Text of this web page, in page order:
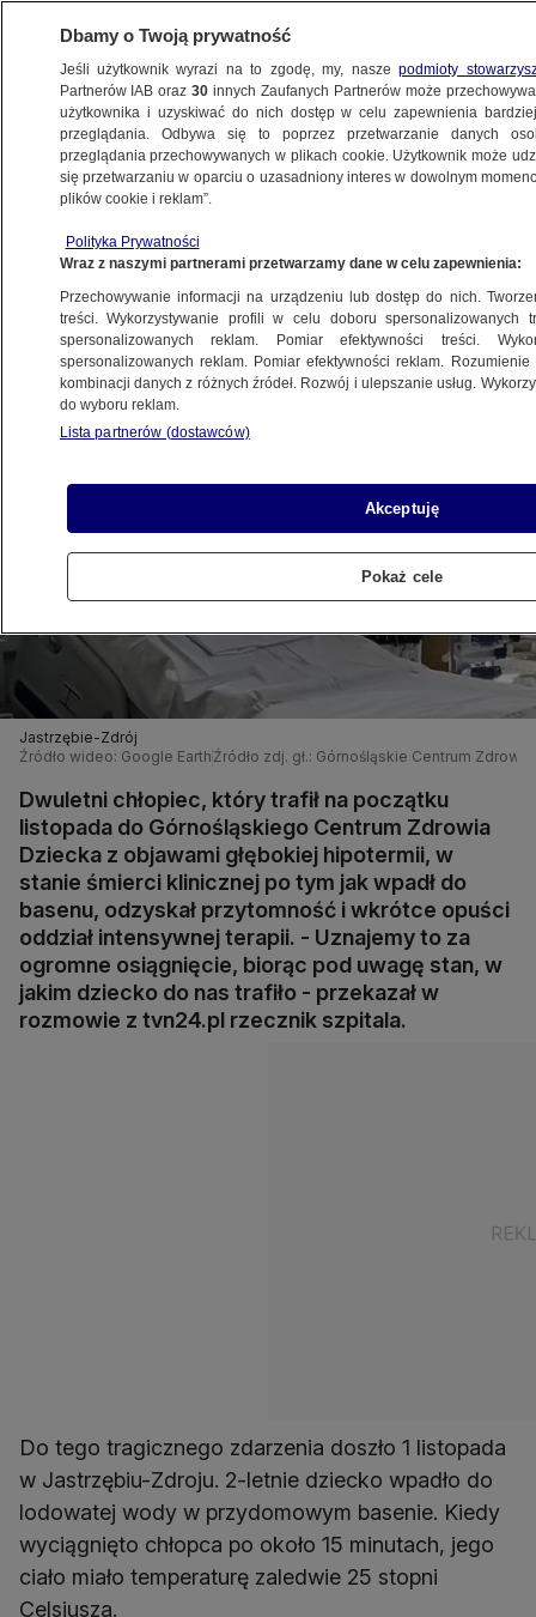
KATOWICE
klinicznej. "Cuda medyczne się zdarzają"
20.11.2025, 12:39
Posłuchaj artykułu
Czyta lektor AI
Jastrzębie-Zdrój
Źródło wideo: Google Earth Źródło zdj. gł.: Górnośląskie Centrum
Dwuletni chłopiec, który trafił na początku
listopada do Górnośląskiego Centrum Zdrowia
Dziecka z objawami głębokiej hipotermii, w
stanie śmierci klinicznej po tym jak wpadł do
basenu, odzyskał przytomność i wkrótce opuści
oddział intensywnej terapii. - Uznajemy to za
ogromne osiągnięcie, biorąc pod uwagę stan, w
jakim dziecko do nas trafiło - przekazał w
rozmowie z tvn24.pl rzecznik szpitala.
Do tego tragicznego zdarzenia doszło 1 listopada
w Jastrzębiu-Zdroju. 2-letnie dziecko wpadło do
lodowatej wody w przydomowym basenie. Kiedy
wyciągnięto chłopca po około 15 minutach, jego
ciało miało temperaturę zaledwie 25 stopni
Celsjusza.
Dbamy o Twoją prywatność
Jeśli użytkownik wyrazi na to zgodę, my, naszepodmioty
Partnerów IAB oraz30 innych Zaufanych Partnerów może
użytkownika i uzyskiwać do nich dostęp w celu zapewnienia
przeglądania. Odbywa się to poprzez przetwarzanie danych
przeglądania przechowywanych w plikach cookie. Użytkownik może
się przetwarzaniu w oparciu o uzasadniony interes w dowolnym
plików cookie i reklam”.
Polityka Prywatności
Wraz z naszymi partnerami przetwarzamy dane w celu zapewnienia:
Przechowywanie informacji na urządzeniu lub dostęp do nich.
treści. Wykorzystywanie profili w celu doboru spersonalizowanych
spersonalizowanych reklam. Pomiar efektywności treści.
spersonalizowanych reklam. Pomiar efektywności reklam.
kombinacji danych z różnych źródeł. Rozwój i ulepszanie usług.
do wyboru reklam.
Lista partnerów (dostawców)
Akceptuję
Pokaż cele